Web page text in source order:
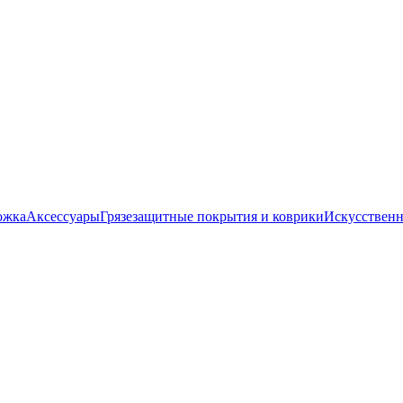
АксессуарыГрязезащитные покрытия и коврики